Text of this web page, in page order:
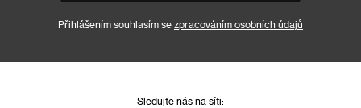
Přihlášením souhlasím se zpracováním osobních údajů
Sledujte nás na síti: